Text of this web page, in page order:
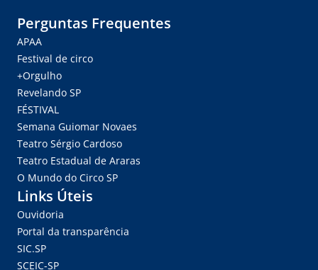
Perguntas Frequentes
APAA
Festival de circo
+Orgulho
Revelando SP
FÉSTIVAL
Semana Guiomar Novaes
Teatro Sérgio Cardoso
Teatro Estadual de Araras
O Mundo do Circo SP
Links Úteis
Ouvidoria
Portal da transparência
SIC.SP
SCEIC-SP